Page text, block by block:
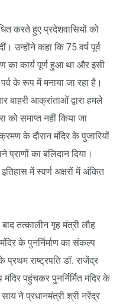
करते हुए प्रदेशवासियों को
उन्होंने कहा कि 75 वर्ष पूर्व
का कार्य पूर्ण हुआ था और इसी
के रूप में मनाया जा रहा है।
बाहरी आक्रांताओं द्वारा हमले
को समाप्त नहीं किया जा
के दौरान मंदिर के पुजारियों
का बलिदान दिया।
में स्वर्ण अक्षरों में अंकित
तत्कालीन गृह मंत्री लौह
के पुनर्निर्माण का संकल्प
राष्ट्रपति डॉ. राजेंद्र
पहुंचकर पुनर्निर्मित मंदिर के
ने प्रधानमंत्री श्री नरेंद्र